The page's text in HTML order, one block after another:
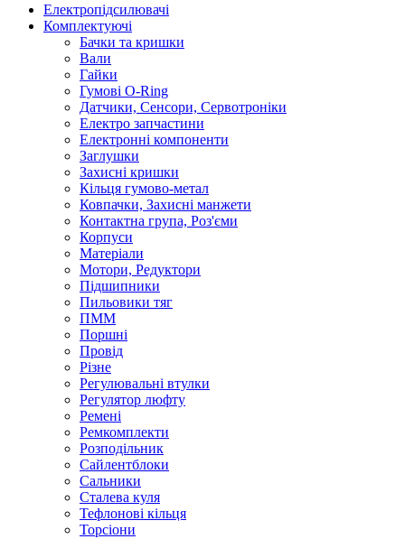
Електропідсилювачі
Комплектуючі
Бачки та кришки
Вали
Гайки
Гумові O-Ring
Датчики, Сенсори, Сервотроніки
Електро запчастини
Електронні компоненти
Заглушки
Захисні кришки
Кільця гумово-метал
Ковпачки, Захисні манжети
Контактна група, Роз'єми
Корпуси
Матеріали
Мотори, Редуктори
Підшипники
Пильовики тяг
ПММ
Поршні
Провід
Різне
Регулювальні втулки
Регулятор люфту
Ремені
Ремкомплекти
Розподільник
Сайлентблоки
Сальники
Сталева куля
Тефлонові кільця
Торсіони